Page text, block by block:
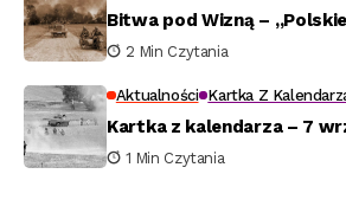
Bitwa pod Wizną –
2 Min Czytania
Aktualności Kartka Z
Kartka z kalendarza – 7
1 Min Czytania